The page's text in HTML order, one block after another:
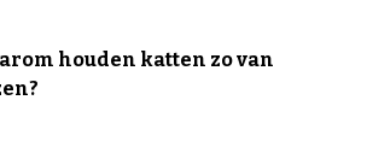
houden katten zo van